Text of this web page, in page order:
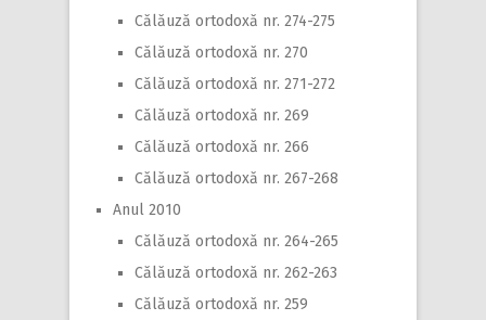
Călăuză ortodoxă nr. 274-275
Călăuză ortodoxă nr. 270
Călăuză ortodoxă nr. 271-272
Călăuză ortodoxă nr. 269
Călăuză ortodoxă nr. 266
Călăuză ortodoxă nr. 267-268
Anul 2010
Călăuză ortodoxă nr. 264-265
Călăuză ortodoxă nr. 262-263
Călăuză ortodoxă nr. 259